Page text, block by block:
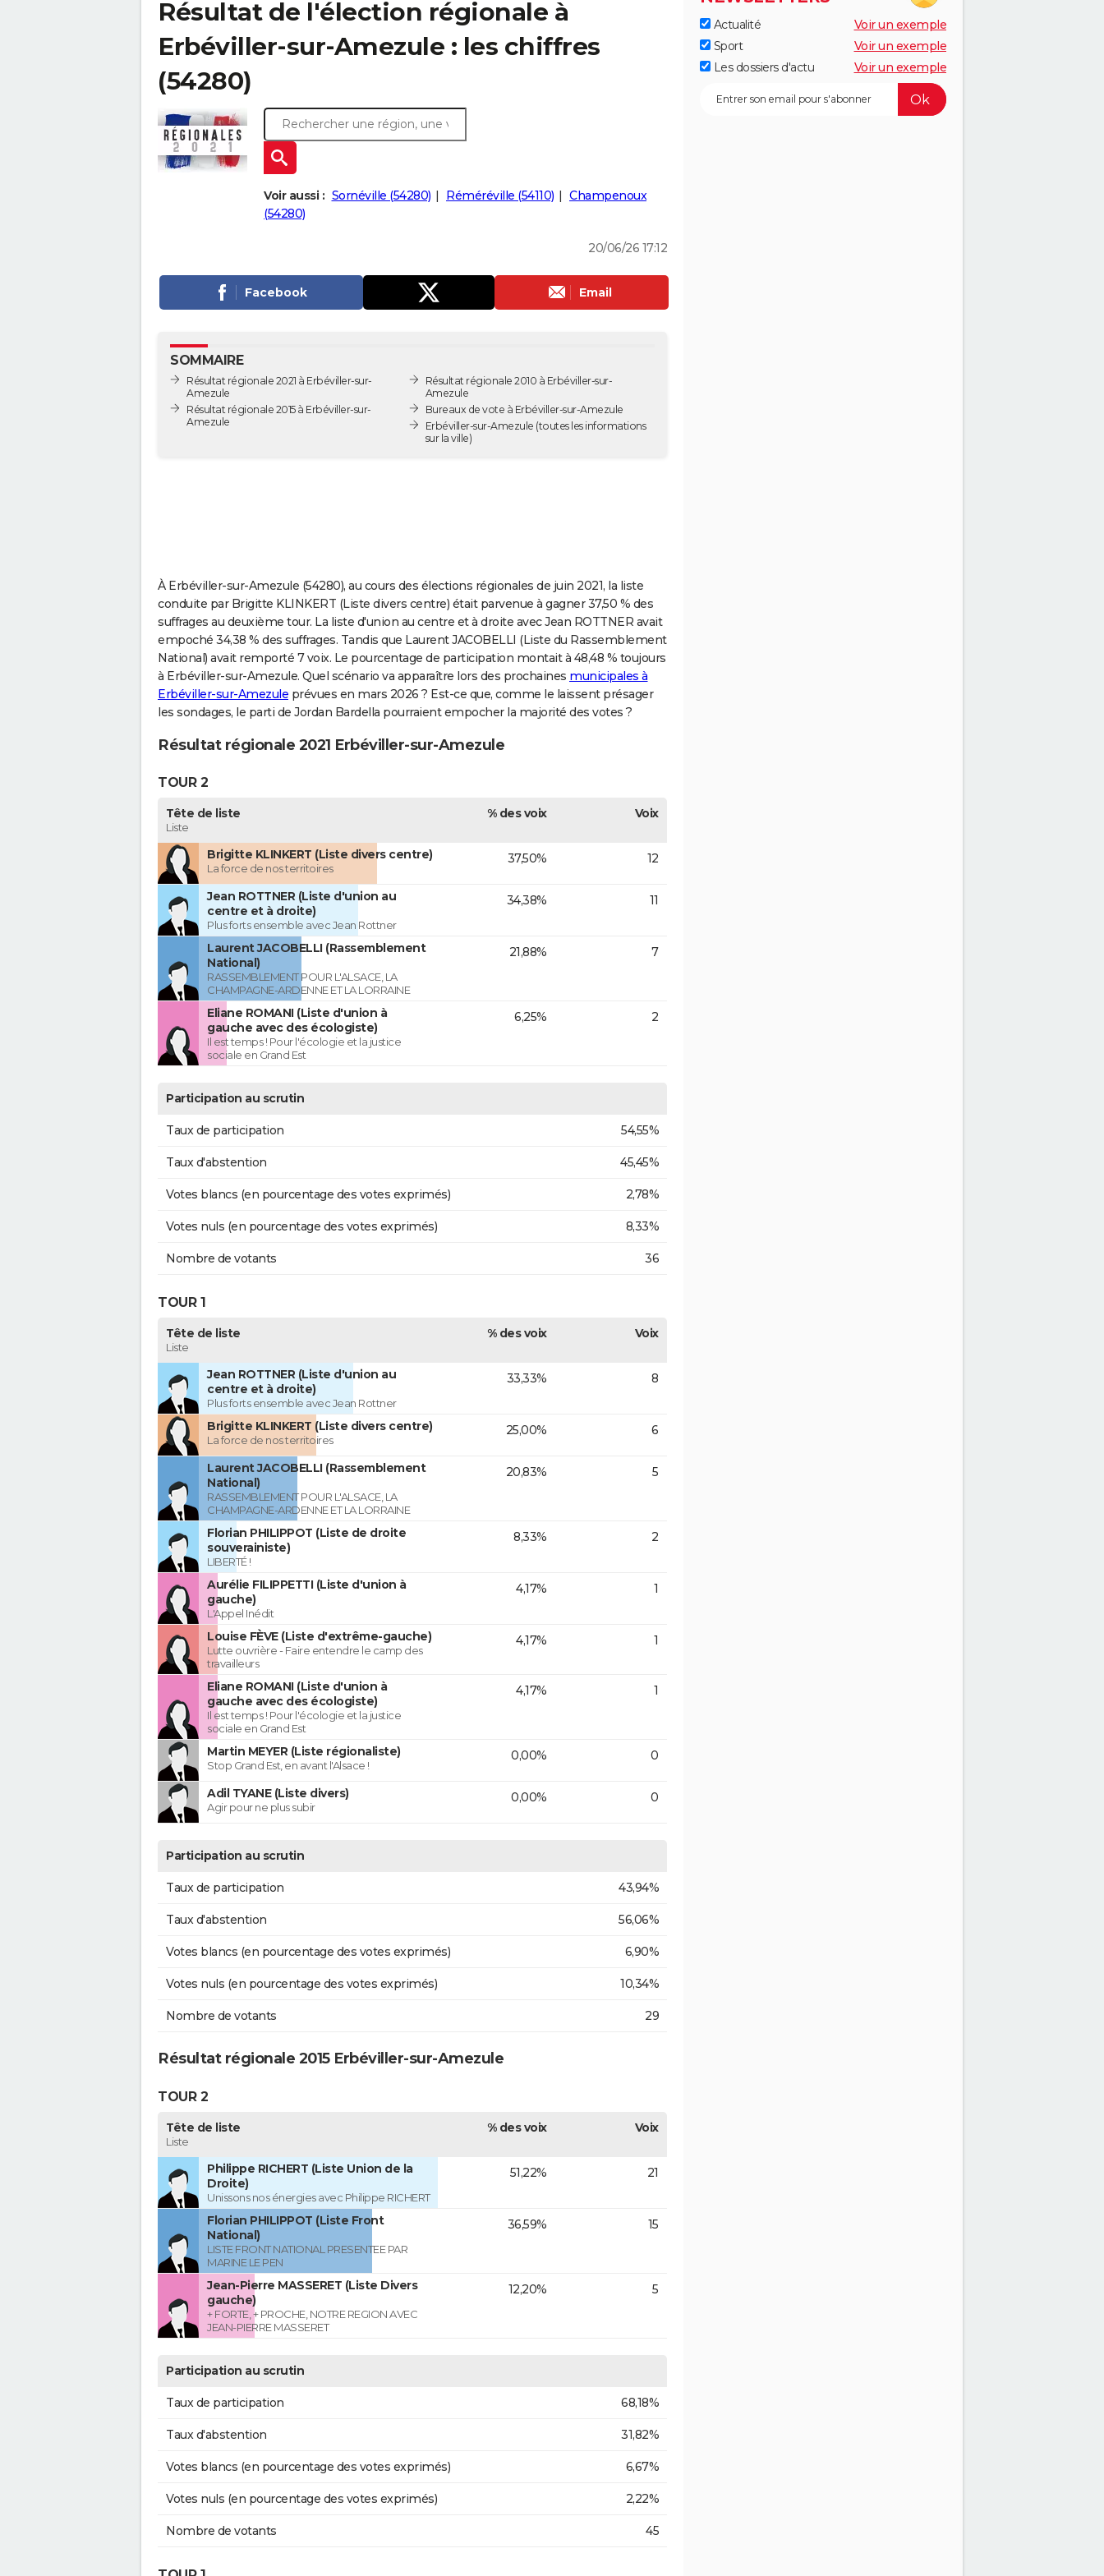
Résultat de l'élection régionale à
Erbéviller-sur-Amezule : les chiffres
(54280)
Voir aussi : Sornéville (54280) Réméréville (54110)
Champenoux
(54280)
20/06/26 17:12
Facebook Email
SOMMAIRE
Résultat régionale 2021 à Erbéviller-sur-
Amezule
Résultat régionale 2015 à Erbéviller-sur-
Amezule
Résultat régionale 2010 à Erbéviller-sur-
Amezule
Bureaux de vote à Erbéviller-sur-Amezule
Erbéviller-sur-Amezule (toutes les informations
sur la ville)
À Erbéviller-sur-Amezule (54280), au cours des élections régionales de juin 2021, la liste
conduite par Brigitte KLINKERT (Liste divers centre) était parvenue à gagner 37,50 % des
suffrages au deuxième tour. La liste d'union au centre et à droite avec Jean ROTTNER avait
empoché 34,38 % des suffrages. Tandis que Laurent JACOBELLI (Liste du Rassemblement
National) avait remporté 7 voix. Le pourcentage de participation montait à 48,48 % toujours
à Erbéviller-sur-Amezule. Quel scénario va apparaître lors des prochaines municipales à
Erbéviller-sur-Amezule prévues en mars 2026 ? Est-ce que, comme le laissent présager
les sondages, le parti de Jordan Bardella pourraient empocher la majorité des votes ?
Résultat régionale 2021 Erbéviller-sur-Amezule
TOUR 2
Tête de liste
Liste
% des voix Voix
Brigitte KLINKERT (Liste divers centre)
La force de nos territoires
37,50% 12
Jean ROTTNER (Liste d'union au
centre et à droite)
Plus forts ensemble avec Jean Rottner
34,38% 11
Laurent JACOBELLI (Rassemblement
National)
RASSEMBLEMENT POUR L'ALSACE, LA
CHAMPAGNE-ARDENNE ET LA LORRAINE
21,88% 7
Eliane ROMANI (Liste d'union à
gauche avec des écologiste)
Il est temps ! Pour l'écologie et la justice
sociale en Grand Est
6,25% 2
Participation au scrutin
Taux de participation 54,55%
Taux d'abstention 45,45%
Votes blancs (en pourcentage des votes exprimés) 2,78%
Votes nuls (en pourcentage des votes exprimés) 8,33%
Nombre de votants 36
TOUR 1
Tête de liste
Liste
% des voix Voix
Jean ROTTNER (Liste d'union au
centre et à droite)
Plus forts ensemble avec Jean Rottner
33,33% 8
Brigitte KLINKERT (Liste divers centre)
La force de nos territoires
25,00% 6
Laurent JACOBELLI (Rassemblement
National)
RASSEMBLEMENT POUR L'ALSACE, LA
CHAMPAGNE-ARDENNE ET LA LORRAINE
20,83% 5
Florian PHILIPPOT (Liste de droite
souverainiste)
LIBERTÉ !
8,33% 2
Aurélie FILIPPETTI (Liste d'union à
gauche)
L'Appel Inédit
4,17% 1
Louise FÈVE (Liste d'extrême-gauche)
Lutte ouvrière - Faire entendre le camp des
travailleurs
4,17% 1
Eliane ROMANI (Liste d'union à
gauche avec des écologiste)
Il est temps ! Pour l'écologie et la justice
sociale en Grand Est
4,17% 1
Martin MEYER (Liste régionaliste)
Stop Grand Est, en avant l'Alsace !
0,00% 0
Adil TYANE (Liste divers)
Agir pour ne plus subir
0,00% 0
Participation au scrutin
Taux de participation 43,94%
Taux d'abstention 56,06%
Votes blancs (en pourcentage des votes exprimés) 6,90%
Votes nuls (en pourcentage des votes exprimés) 10,34%
Nombre de votants 29
Résultat régionale 2015 Erbéviller-sur-Amezule
TOUR 2
Tête de liste
Liste
% des voix Voix
Philippe RICHERT (Liste Union de la
Droite)
Unissons nos énergies avec Philippe RICHERT
51,22% 21
Florian PHILIPPOT (Liste Front
National)
LISTE FRONT NATIONAL PRESENTEE PAR
MARINE LE PEN
36,59% 15
Jean-Pierre MASSERET (Liste Divers
gauche)
+ FORTE, + PROCHE, NOTRE REGION AVEC
JEAN-PIERRE MASSERET
12,20% 5
Participation au scrutin
Taux de participation 68,18%
Taux d'abstention 31,82%
Votes blancs (en pourcentage des votes exprimés) 6,67%
Votes nuls (en pourcentage des votes exprimés) 2,22%
Nombre de votants 45
Actualité
Voir un exemple
Sport
Voir un exemple
Les dossiers d'actu
Voir un exemple